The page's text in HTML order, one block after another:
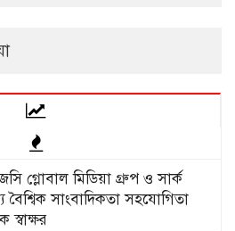
গ্লোবাল মিডিয়া গ্রুপ ও সার্ক
বৈশ্বিক সাংবাদিকতা সহযোগিতা